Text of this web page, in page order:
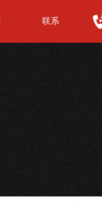
联系